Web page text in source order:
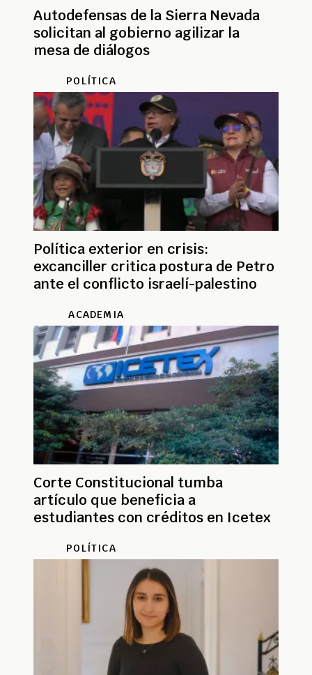
Autodefensas de la Sierra Nevada
solicitan al gobierno agilizar la
mesa de diálogos
POLÍTICA
Política exterior en crisis:
excanciller critica postura de Petro
ante el conflicto israelí-palestino
ACADEMIA
Corte Constitucional tumba
artículo que beneficia a
estudiantes con créditos en Icetex
POLÍTICA